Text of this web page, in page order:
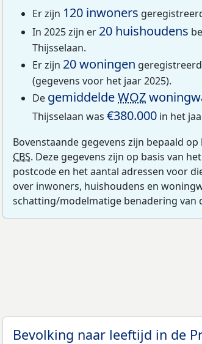
Er zijn 120 inwoners
In 2025 zijn er 20 huishoudens
Thijsselaan.
Er zijn 20 woningen
(gegevens voor het jaar 2025).
De gemiddeldeWOZ
Thijsselaan was €380.000 in het
Bovenstaande gegevens zijn bepaald
CBS. Deze gegevens zijn op basis van
postcode en het aantal adressen voor
over inwoners, huishoudens en
schatting/modelmatige benadering van
Bevolking naar leeftijd in de